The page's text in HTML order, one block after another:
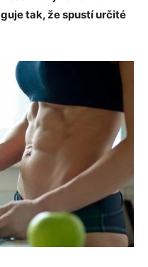
tak, že spustí určité